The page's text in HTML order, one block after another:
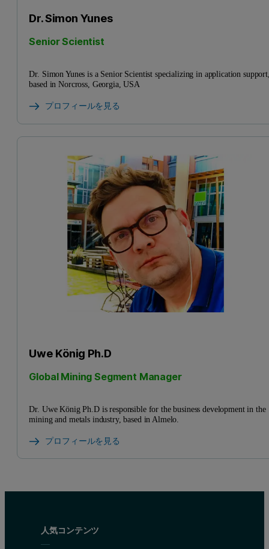
Dr. Simon Yunes
Senior Scientist
Dr. Simon Yunes is a Senior Scientist specializing in application
based in Norcross, Georgia, USA
プロフィールを見る
Uwe König Ph.D
Global Mining Segment Manager
Dr. Uwe König Ph.D is responsible for the business development in the
mining and metals industry, based in Almelo.
プロフィールを見る
人気コンテンツ